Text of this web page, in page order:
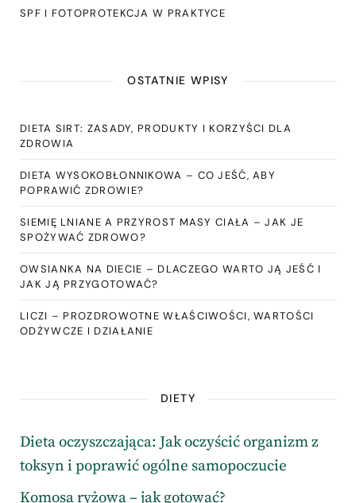
SPF I FOTOPROTEKCJA W PRAKTYCE
OSTATNIE WPISY
DIETA SIRT: ZASADY, PRODUKTY I KORZYŚCI DLA
ZDROWIA
DIETA WYSOKOBŁONNIKOWA – CO JEŚĆ, ABY
POPRAWIĆ ZDROWIE?
SIEMIĘ LNIANE A PRZYROST MASY CIAŁA – JAK JE
SPOŻYWAĆ ZDROWO?
OWSIANKA NA DIECIE – DLACZEGO WARTO JĄ JEŚĆ I
JAK JĄ PRZYGOTOWAĆ?
LICZI – PROZDROWOTNE WŁAŚCIWOŚCI, WARTOŚCI
ODŻYWCZE I DZIAŁANIE
DIETY
Dieta oczyszczająca: Jak oczyścić organizm z
toksyn i poprawić ogólne samopoczucie
Komosa ryżowa – jak gotować?